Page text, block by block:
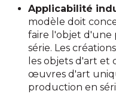
Applicabilité
modèle doit
faire l'objet d'une
série. Les
les objets d'art et
œuvres d'art
production en